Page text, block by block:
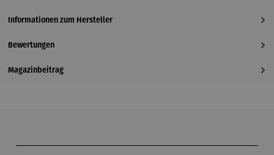
Informationen zum Hersteller
Bewertungen
Magazinbeitrag